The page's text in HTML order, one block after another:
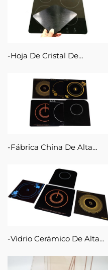
4mm Y 6mm Para Placa
De Cocina
Hoja De Cristal De
Inducción De Gran
Tamaño Y Alta Calidad De
Fábrica China De Alta
Negra Barata, Hoja De
Vidrio Cerámico, Cocina De
Inducción, Vidrio Cerámico
Vidrio Cerámico De Alta